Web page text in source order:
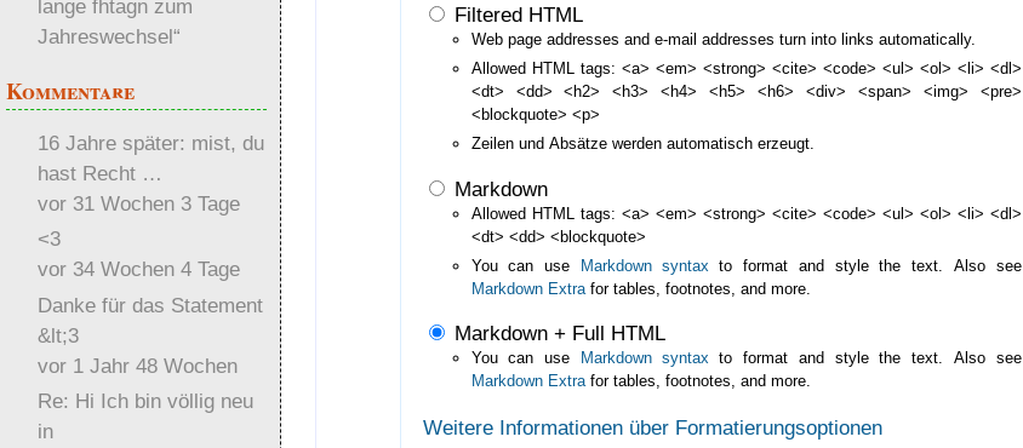
Filtered HTML
Web page addresses and e-mail addresses turn into links automatically.
Allowed HTML tags: <a> <em> <strong> <cite> <code> <ul> <ol> <li> <dl>
<dt> <dd> <h2> <h3> <h4> <h5> <h6> <div> <span> <img> <pre>
<blockquote> <p>
Zeilen und Absätze werden automatisch erzeugt.
Markdown
Allowed HTML tags: <a> <em> <strong> <cite> <code> <ul> <ol> <li> <dl>
<dt> <dd> <blockquote>
You can use
Markdown syntax to format and style the text. Also see
Markdown Extrafor tables, footnotes, and more.
Markdown + Full HTML
You can use Markdown syntax to format and style the text. Also see
Markdown Extrafor tables, footnotes, and more.
Weitere Informationen über Formatierungsoptionen
lange fhtagn zum
Jahreswechsel“
Kommentare
16 Jahre später: mist, du
hast Recht …
vor 31 Wochen 3 Tage
<3
vor 34 Wochen 4 Tage
Danke für das Statement
&lt;3
vor 1 Jahr 48 Wochen
Re: Hi Ich bin völlig neu
in